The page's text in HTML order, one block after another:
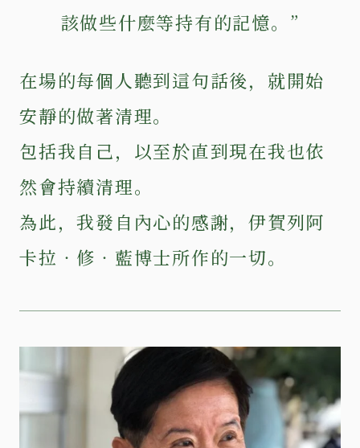
該做些什麼等持有的記憶。”
在場的每個人聽到這句話後，就開始
安靜的做著清理。
包括我自己，以至於直到現在我也依
然會持續清理。
為此，我發自內心的感謝，伊賀列阿
卡拉‧修‧藍博士所作的一切。